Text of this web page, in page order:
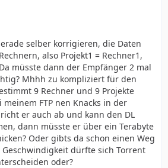
selber korrigieren, die Daten
also Projekt1 = Rechner1,
müsste dann der Empfänger 2 mal
Mhhh zu kompliziert für den
9 Rechner und 9 Projekte
FTP nen Knacks in der
er auch ab und kann den DL
dann müsste er über ein Terabyte
Oder gibts da schon einen Weg
dürfte sich Torrent
oder?